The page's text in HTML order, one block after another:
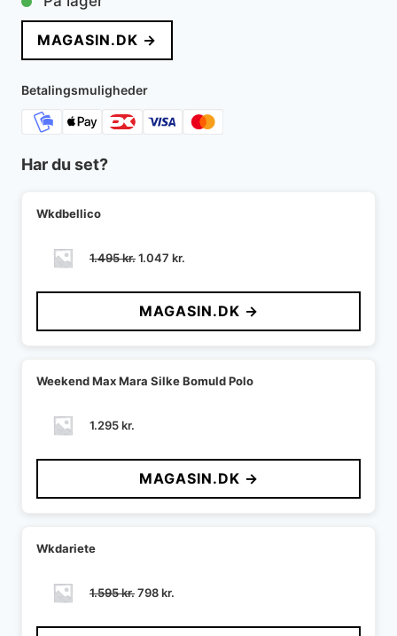
pris
var:
4.195 kr..
MAGASIN.DK →
Betalingsmuligheder
Har du set?
Wkdbellico
1.495kr.Den
pris
var:
1.495 kr..
1.047 kr.
pris
er:
1.047 kr..
MAGASIN.DK →
Weekend Max Mara Silke Bomuld Polo
1.295kr.
MAGASIN.DK →
Wkdariete
1.595kr.Den
pris
798kr.
pris